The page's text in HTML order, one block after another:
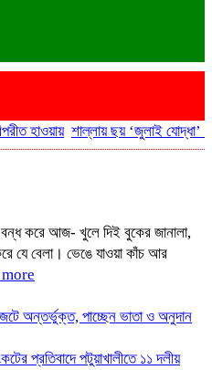
হাওয়ায় শাল্লায় ছয় ‘জুলাই যোদ্ধা’
করে আজ- খুলে দিই বুকের জানালা,
যে বেলা। ভেঙে যাওয়া কাঁচ আর
অন্তর্ভুক্ত, পাচ্ছেন ভাতা ও অনুদান
প্রতিবাদে পটুয়াখালীতে ১১ দলীয়